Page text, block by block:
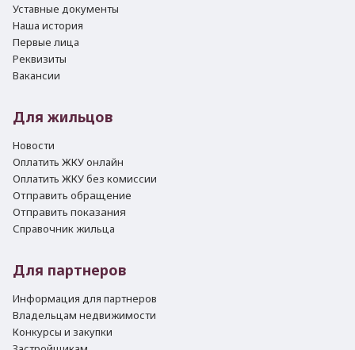
Уставные документы
Наша история
Первые лица
Реквизиты
Вакансии
Для жильцов
Новости
Оплатить ЖКУ онлайн
Оплатить ЖКУ без комиссии
Отправить обращение
Отправить показания
Справочник жильца
Для партнеров
Информация для партнеров
Владельцам недвижимости
Конкурсы и закупки